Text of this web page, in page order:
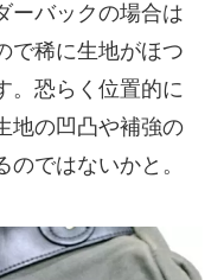
ーバックの場合は
で稀に生地がほつ
。恐らく位置的に
地の凹凸や補強の
ではないかと。